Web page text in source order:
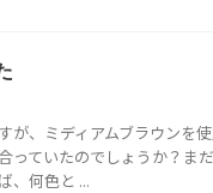
が、ミディアムブラウンを
っていたのでしょうか？ま
、何色と ...